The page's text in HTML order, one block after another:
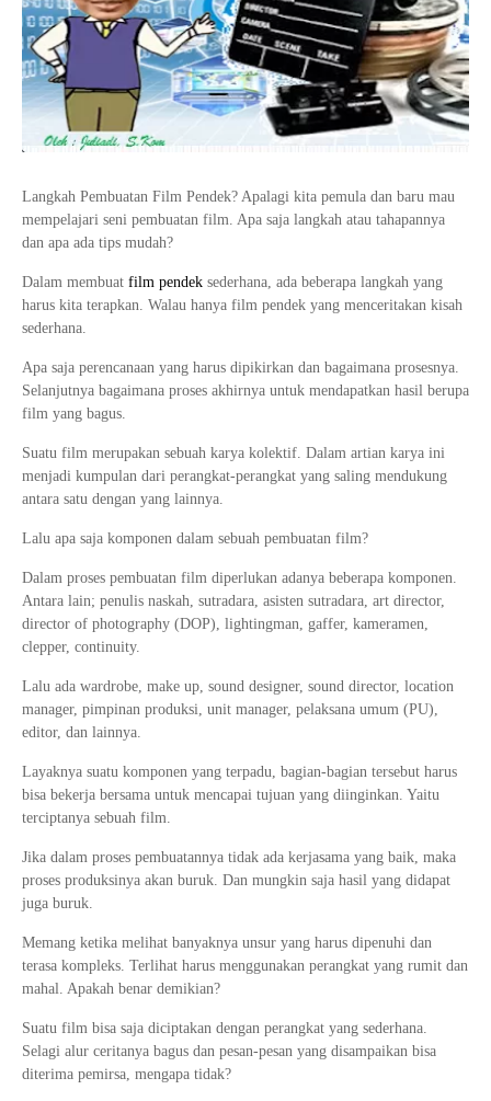
Materi Komputer dan Jaringan Dasar
Materi Pemograman Dasar
Sistem Komputer
Dasar Desain Grafis
Desain Media Interaktif
Tata Busana
Bisnis Daring dan Pemasaran
Langkah Pembuatan Film Pendek? Apalagi kita pemula dan baru mau
mempelajari seni pembuatan film. Apa saja langkah atau tahapannya
dan apa ada tips mudah?
Dalam membuat film pendek sederhana, ada beberapa langkah yang
harus kita terapkan. Walau hanya film pendek yang menceritakan kisah
sederhana.
Apa saja perencanaan yang harus dipikirkan dan bagaimana prosesnya.
Selanjutnya bagaimana proses akhirnya untuk mendapatkan hasil berupa
film yang bagus.
Suatu film merupakan sebuah karya kolektif. Dalam artian karya ini
menjadi kumpulan dari perangkat-perangkat yang saling mendukung
antara satu dengan yang lainnya.
Lalu apa saja komponen dalam sebuah pembuatan film?
Dalam proses pembuatan film diperlukan adanya beberapa komponen.
Antara lain; penulis naskah, sutradara, asisten sutradara, art director,
director of photography (DOP), lightingman, gaffer, kameramen,
clepper, continuity.
Lalu ada wardrobe, make up, sound designer, sound director, location
manager, pimpinan produksi, unit manager, pelaksana umum (PU),
editor, dan lainnya.
Layaknya suatu komponen yang terpadu, bagian-bagian tersebut harus
bisa bekerja bersama untuk mencapai tujuan yang diinginkan. Yaitu
terciptanya sebuah film.
Jika dalam proses pembuatannya tidak ada kerjasama yang baik, maka
proses produksinya akan buruk. Dan mungkin saja hasil yang didapat
juga buruk.
Memang ketika melihat banyaknya unsur yang harus dipenuhi dan
terasa kompleks. Terlihat harus menggunakan perangkat yang rumit dan
mahal. Apakah benar demikian?
Suatu film bisa saja diciptakan dengan perangkat yang sederhana.
Selagi alur ceritanya bagus dan pesan-pesan yang disampaikan bisa
diterima pemirsa, mengapa tidak?